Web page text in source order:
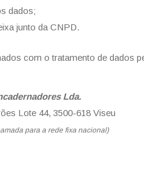
dados;
junto da CNPD.
com o tratamento de dados
Lda.
Lote 44, 3500-618 Viseu
para a rede fixa nacional)